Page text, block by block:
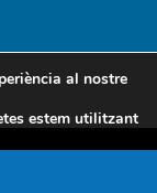
de privacitat
al nostre
estem utilitzant